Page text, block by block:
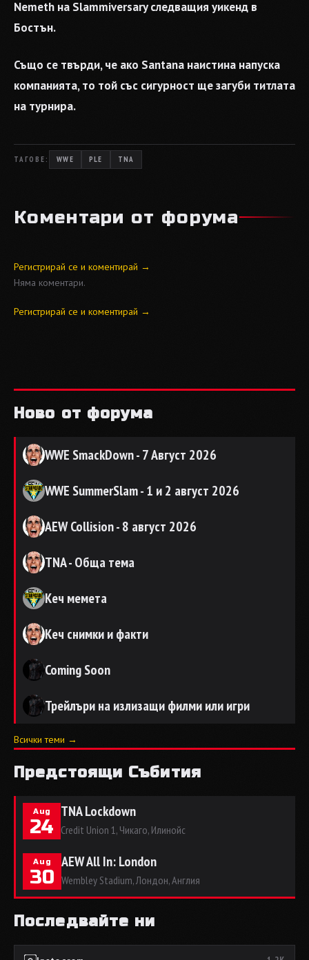
Nemeth на Slammiversary следващия уикенд в
Бостън.
Също се твърди, че ако Santana наистина напуска
компанията, то той със сигурност ще загуби титлата
на турнира.
ТАГОВЕ: WWE PLE TNA
Коментари от форума
Регистрирай се и коментирай →
Няма коментари.
Регистрирай се и коментирай →
Ново от форума
WWE SmackDown - 7 Август 2026
WWE SummerSlam - 1 и 2 август 2026
AEW Collision - 8 август 2026
TNA - Обща тема
Кеч мемета
Кеч снимки и факти
Coming Soon
Трейлъри на излизащи филми или игри
Всички теми →
Предстоящи Събития
Aug
24
TNA Lockdown
Credit Union 1, Чикаго, Илинойс
Aug
30
AEW All In: London
Wembley Stadium, Лондон, Англия
Последвайте ни